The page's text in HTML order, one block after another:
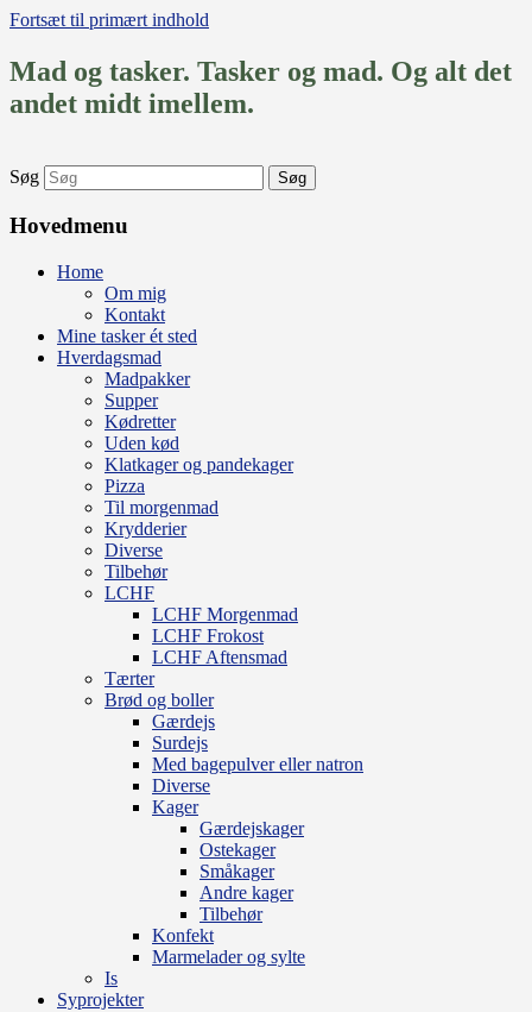
Fortsæt til primært indhold
Mad og tasker. Tasker og mad. Og alt det
andet midt imellem.
Søg
Hovedmenu
Home
Om mig
Kontakt
Mine tasker ét sted
Hverdagsmad
Madpakker
Supper
Kødretter
Uden kød
Klatkager og pandekager
Pizza
Til morgenmad
Krydderier
Diverse
Tilbehør
LCHF
LCHF Morgenmad
LCHF Frokost
LCHF Aftensmad
Tærter
Brød og boller
Gærdejs
Surdejs
Med bagepulver eller natron
Diverse
Kager
Gærdejskager
Ostekager
Småkager
Andre kager
Tilbehør
Konfekt
Marmelader og sylte
Is
Syprojekter